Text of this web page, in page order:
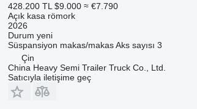
428.200 TL $9.000 ≈ €7.790
Açık kasa römork
2026
Durum yeni
Süspansiyon makas/makas Aks sayısı 3
Çin
China Heavy Semi Trailer Truck Co., Ltd.
Satıcıyla iletişime geç